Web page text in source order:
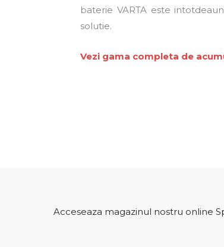
baterie VARTA este
solutie.
Vezi gama completa de
Acceseaza magazinul nostru online